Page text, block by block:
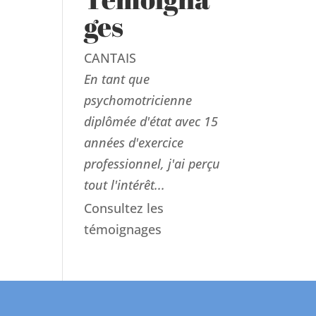
ges
CANTAIS
En tant que
psychomotricienne
diplômée d'état avec 15
années d'exercice
professionnel, j'ai perçu
tout l'intérêt...
Consultez les
témoignages